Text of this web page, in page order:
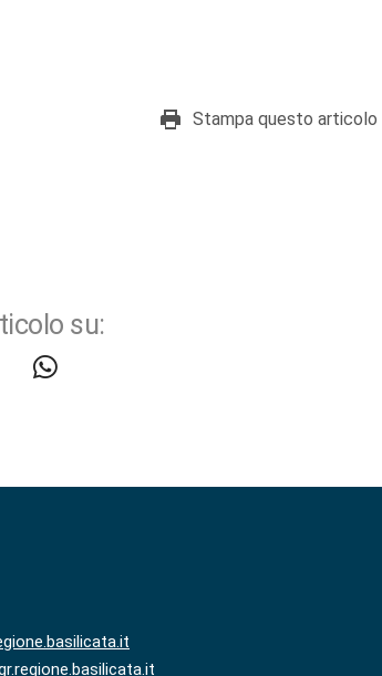
Stampa questo articolo
su: